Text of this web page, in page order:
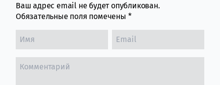
Ваш адрес email не будет опубликован.
Обязательные поля помечены *